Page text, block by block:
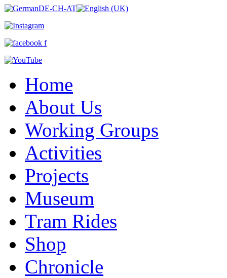
Home
About Us
Working Groups
Activities
Projects
Museum
Tram Rides
Shop
Chronicle